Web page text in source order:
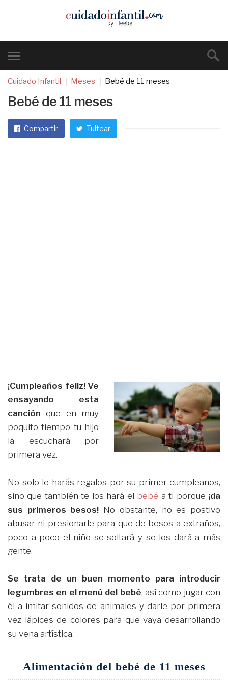
Cuidado Infantil Meses Bebé de 11 meses
Bebé de 11 meses
Compartir Tuitear
¡Cumpleaños feliz! Ve
ensayando esta
canción que en muy
poquito tiempo tu hijo
la escuchará por
primera vez.
No solo le harás regalos por su primer cumpleaños,
sino que también te los hará el bebé a ti porque ¡da
sus primeros besos! No obstante, no es postivo
abusar ni presionarle para que de besos a extraños,
poco a poco el niño se soltará y se los dará a más
gente.
Se trata de un buen momento para introducir
legumbres en el menú del bebé, así como jugar con
él a imitar sonidos de animales y darle por primera
vez lápices de colores para que vaya desarrollando
su vena artística.
Alimentación del bebé de 11 meses